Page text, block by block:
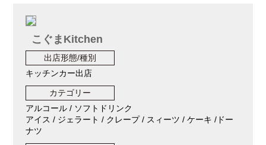
こぐまKitchen
出店形態/種別
キッチンカー出店
カテゴリー
アルコール / ソフトドリンク
アイス / ジェラート / クレープ / スィーツ / ケーキ /ドー
ナツ